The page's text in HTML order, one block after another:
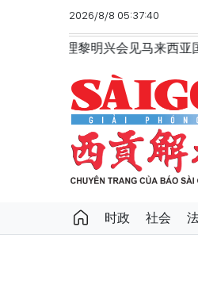
2026/8/8 05:37:40
明兴会见马来西亚国防部长
时政 社会